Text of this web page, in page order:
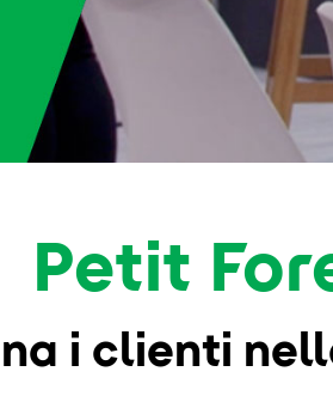
Petit
i clienti